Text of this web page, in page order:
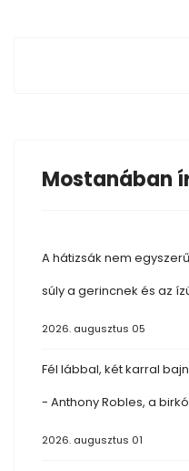
Mostanában
A hátizsák nem
súly a gerincnek és az
2026. augusztus 05
Fél lábbal, két karral
- Anthony Robles, a
2026. augusztus 01